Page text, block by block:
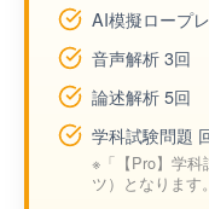
AI模擬ロープ
音声解析 3回
論述解析 5回
学科試験問題
※「【Pro】学
ツ）となります。